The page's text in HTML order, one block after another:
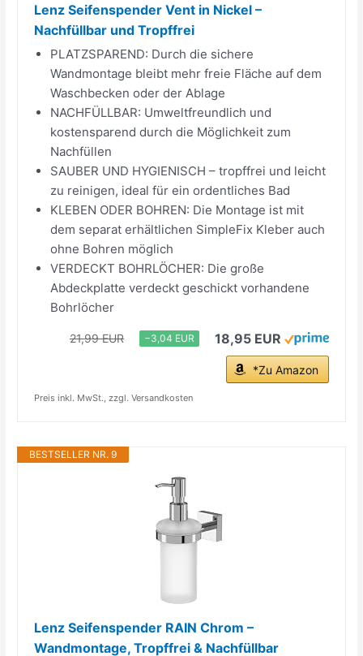
Lenz Seifenspender Vent in Nickel –
Nachfüllbar und Tropffrei
PLATZSPAREND: Durch die sichere
Wandmontage bleibt mehr freie Fläche auf dem
Waschbecken oder der Ablage
NACHFÜLLBAR: Umweltfreundlich und
kostensparend durch die Möglichkeit zum
Nachfüllen
SAUBER UND HYGIENISCH – tropffrei und leicht
zu reinigen, ideal für ein ordentliches Bad
KLEBEN ODER BOHREN: Die Montage ist mit
dem separat erhältlichen SimpleFix Kleber auch
ohne Bohren möglich
VERDECKT BOHRLÖCHER: Die große
Abdeckplatte verdeckt geschickt vorhandene
Bohrlöcher
21,99 EUR −3,04 EUR 18,95 EUR
*Zu Amazon
Preis inkl. MwSt., zzgl. Versandkosten
BESTSELLER NR. 9
Lenz Seifenspender RAIN Chrom –
Wandmontage, Tropffrei & Nachfüllbar